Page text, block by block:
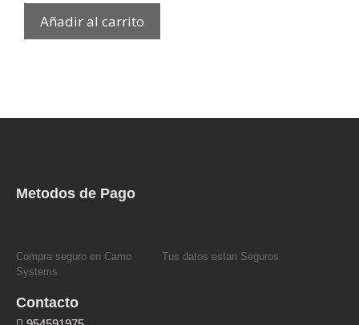
Añadir al carrito
Metodos de Pago
Compra seguro en Camo
Systems
Tus datos estan Seguros
Contacto